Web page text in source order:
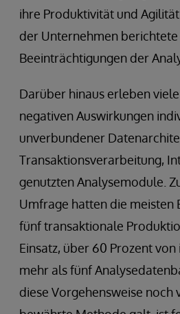
ihre Produktivität und
der Unternehmen
Beeinträchtigungen der
Darüber hinaus erleben
negativen Auswirkungen
unverbundener
Transaktionsverarbeitung,
genutzten Analysemodule.
Umfrage hatten die meisten
fünf transaktionale
Einsatz, über 60 Prozent
mehr als fünf
diese Vorgehensweise noch